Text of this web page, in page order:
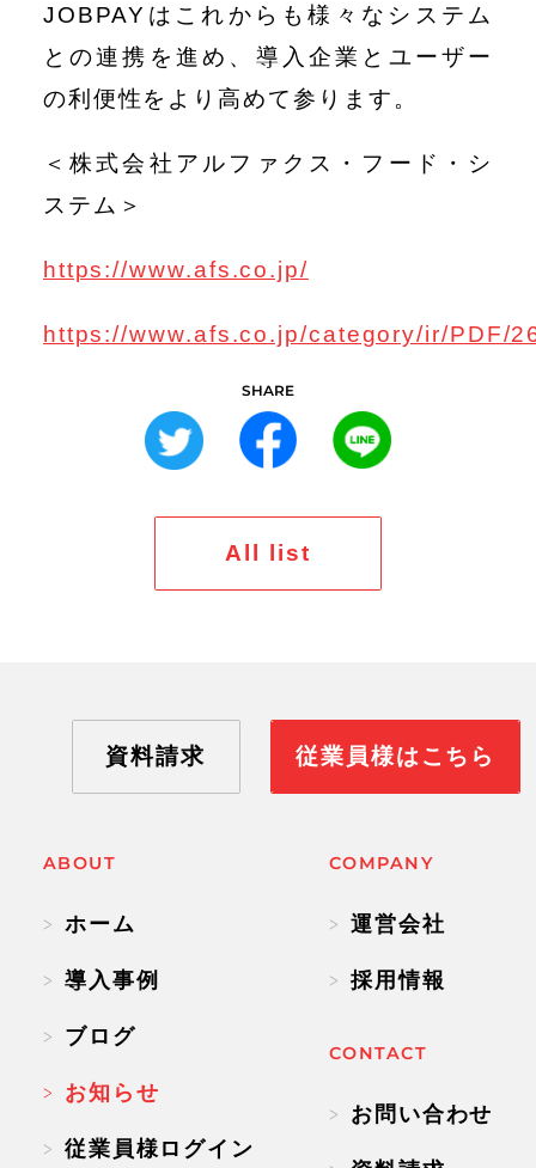
JOBPAYはこれからも様々なシステム
との連携を進め、導入企業とユーザー
の利便性をより高めて参ります。
＜株式会社アルファクス・フード・シ
ステム＞
https://www.afs.co.jp/
https://www.afs.co.jp/category/ir/PDF/
SHARE
All list
ABOUT
ホーム
導入事例
ブログ
お知らせ
従業員様ログイン
COMPANY
運営会社
採用情報
CONTACT
お問い合わせ
資料請求 従業員様はこちら